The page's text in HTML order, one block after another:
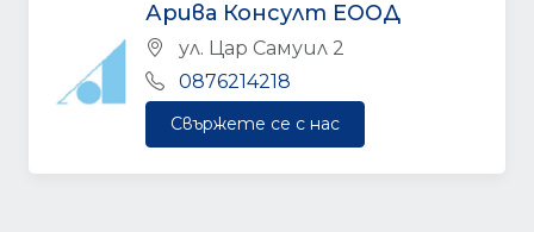
Арива Консулт ЕООД
ул. Цар Самуил 2
0876214218
Свържете се с нас